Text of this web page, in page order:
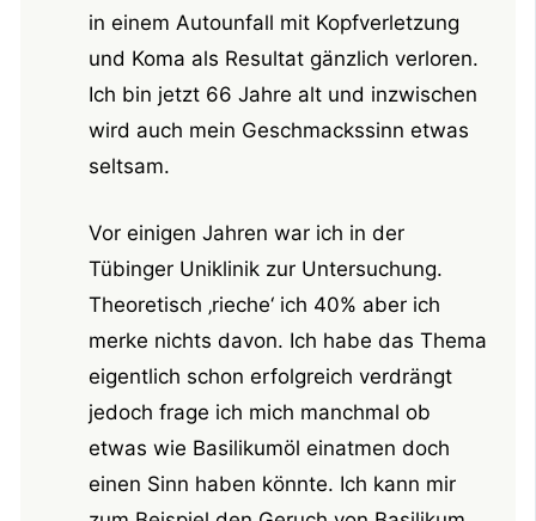
in einem Autounfall mit Kopfverletzung
und Koma als Resultat gänzlich verloren.
Ich bin jetzt 66 Jahre alt und inzwischen
wird auch mein Geschmackssinn etwas
seltsam.
Vor einigen Jahren war ich in der
Tübinger Uniklinik zur Untersuchung.
Theoretisch ‚rieche‘ ich 40% aber ich
merke nichts davon. Ich habe das Thema
eigentlich schon erfolgreich verdrängt
jedoch frage ich mich manchmal ob
etwas wie Basilikumöl einatmen doch
einen Sinn haben könnte. Ich kann mir